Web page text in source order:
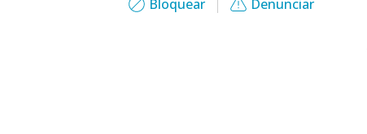
Bloquear Denunciar